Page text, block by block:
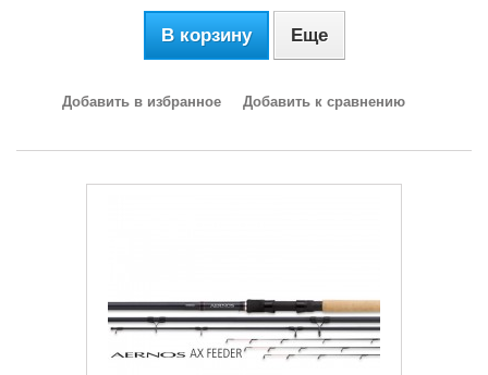
В корзину Еще
Добавить в избранное Добавить к сравнению